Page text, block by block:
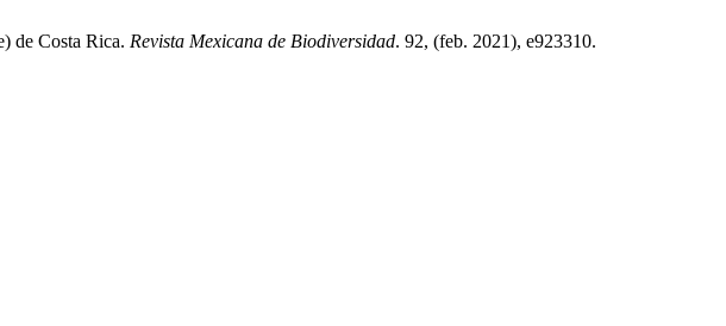
de Costa Rica. Revista Mexicana de Biodiversidad. 92, (feb. 2021), e923310.